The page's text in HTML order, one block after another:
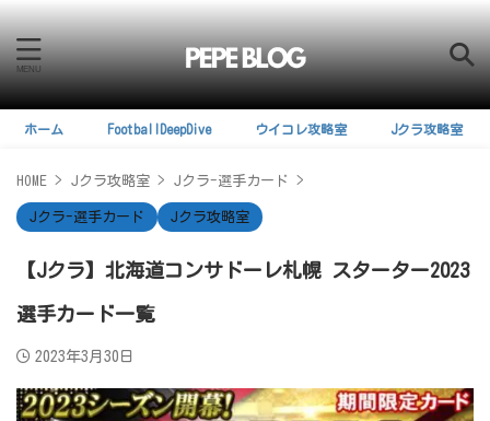
ホーム FootballDeepDive ウイコレ攻略室 Jクラ攻略室
HOME > Jクラ攻略室 > Jクラ-選手カード >
Jクラ-選手カード Jクラ攻略室
【Jクラ】北海道コンサドーレ札幌 スターター2023
選手カード一覧
2023年3月30日